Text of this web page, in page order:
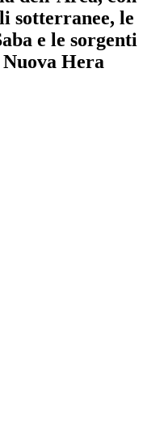
sotterranee, le
e le sorgenti
Hera